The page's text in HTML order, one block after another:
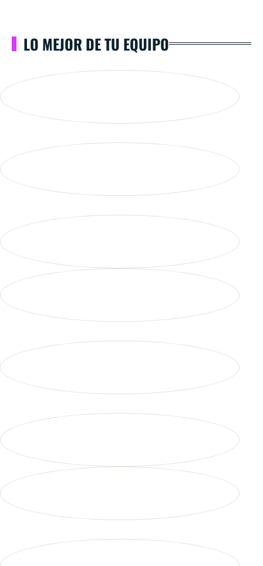
LO MEJOR DE TU EQUIPO